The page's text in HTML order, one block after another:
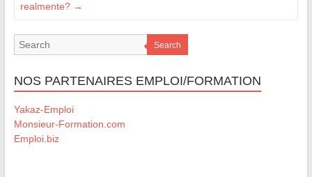
realmente? →
Search
NOS PARTENAIRES EMPLOI/FORMATION
Yakaz-Emploi
Monsieur-Formation.com
Emploi.biz